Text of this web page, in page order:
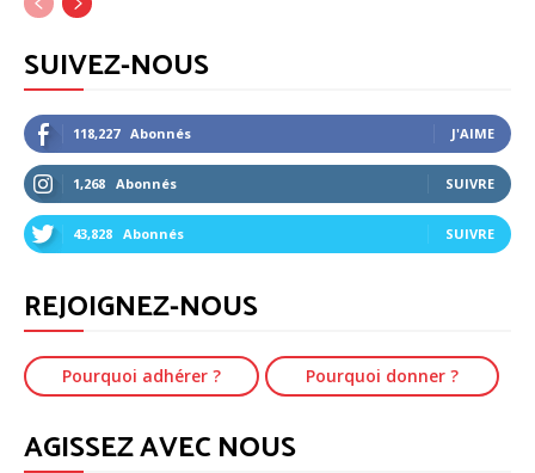
SUIVEZ-NOUS
118,227 Abonnés J'AIME
1,268 Abonnés SUIVRE
43,828 Abonnés SUIVRE
REJOIGNEZ-NOUS
Pourquoi adhérer ? Pourquoi donner ?
AGISSEZ AVEC NOUS